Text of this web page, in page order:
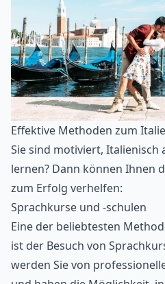
Effektive Methoden zum
Sie sind motiviert, Italienisch
lernen? Dann können Ihnen
zum Erfolg verhelfen:
Sprachkurse und -schulen
Eine der beliebtesten
ist der Besuch von
werden Sie von